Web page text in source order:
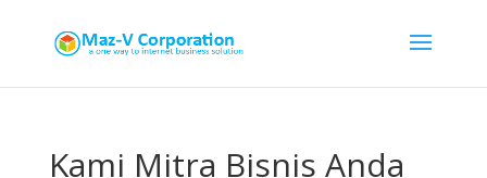
Kami Mitra Bisnis Anda